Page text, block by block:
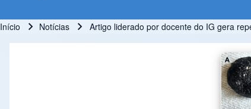
Trilha de navegação
Início Notícias Artigo liderado por docente do IG gera